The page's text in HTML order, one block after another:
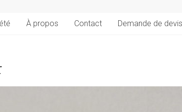
À propos Contact Demande de devis